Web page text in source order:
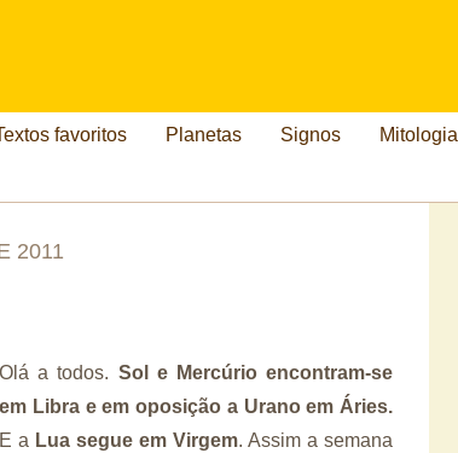
favoritos Planetas Signos Mitologia
2011
Olá a todos. Sol e Mercúrio encontram-se
em Libra e em oposição a Urano em Áries.
E a Lua segue em Virgem. Assim a semana